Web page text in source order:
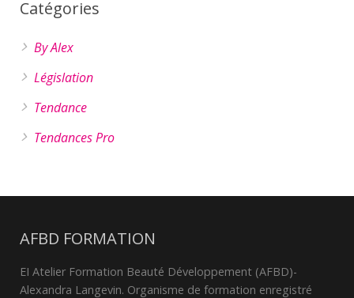
Catégories
By Alex
Législation
Tendance
Tendances Pro
AFBD FORMATION
EI Atelier Formation Beauté Développement (AFBD)-
Alexandra Langevin. Organisme de formation enregistré